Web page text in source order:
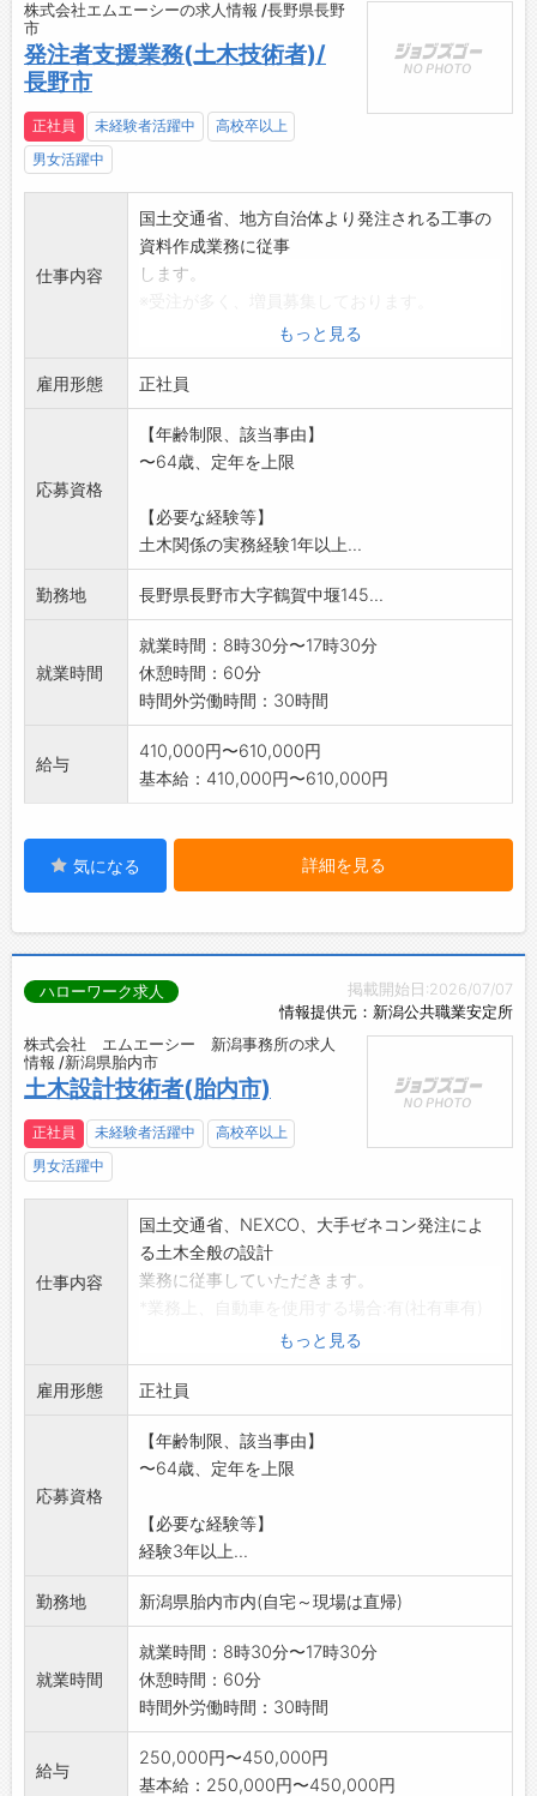
株式会社エムエーシーの求人情報 /長野県長野
市
発注者支援業務(土木技術者)/
長野市
正社員 未経験者活躍中
高校卒以上
男女活躍中
仕事内容
国土交通省、地方自治体より発注される工事の
資料作成業務に従事
します。
※実績については当社HPをご覧下さい。
変更範囲:変更なし
もっと見る
雇用形態 正社員
応募資格
【年齢制限、該当事由】
〜64歳、定年を上限
【必要な経験等】
土木関係の実務経験1年以上...
勤務地 長野県長野市大字鶴賀中堰145...
就業時間
就業時間：8時30分〜17時30分
休憩時間：60分
時間外労働時間：30時間
給与
410,000円〜610,000円
基本給：410,000円〜610,000円
気になる 詳細を見る
掲載開始日:2026/07/07
情報提供元：新潟公共職業安定所
ハローワーク求人
株式会社 エムエーシー 新潟事務所の求人
情報 /新潟県胎内市
土木設計技術者(胎内市)
正社員 未経験者活躍中
高校卒以上
男女活躍中
仕事内容
国土交通省、NEXCO、大手ゼネコン発注によ
る土木全般の設計
業務に従事していただきます。
*会社の詳細については当社ホームページをご覧
ください。
*変更範囲:変更なし
もっと見る
雇用形態 正社員
応募資格
【年齢制限、該当事由】
〜64歳、定年を上限
【必要な経験等】
経験3年以上...
勤務地 新潟県胎内市内(自宅～現場は直帰)
就業時間
就業時間：8時30分〜17時30分
休憩時間：60分
時間外労働時間：30時間
給与
250,000円〜450,000円
基本給：250,000円〜450,000円